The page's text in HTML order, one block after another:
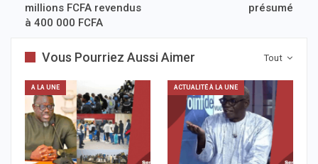
millions FCFA revendus
à 400 000 FCFA
présumé
Tout
Vous Pourriez Aussi Aimer
A LA UNE ACTUALITÉ À LA UNE